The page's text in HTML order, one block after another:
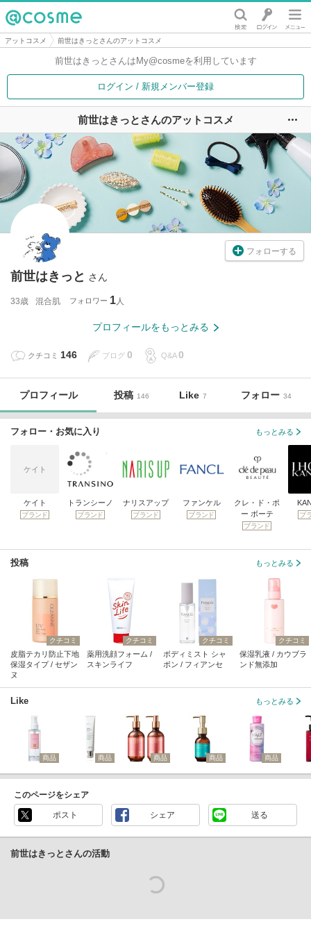
@cosme
アットコスメ 前世はきっとさんのアットコスメ
前世はきっとさんは My@cosmeを利用しています
ログイン / 新規メンバー登録
前世はきっとさんのアットコスメ
フォローする
前世はきっと さん
33歳 混合肌 フォロワー 1
プロフィールをもっとみる
クチコミ 146 ブログ 0 Q&A 0
プロフィール 投稿 146 Like 7 フォロー 34
フォロー・お気に入り もっとみる
ケイト
ケイト
ブランド
トランシーノ
ブランド
ナリスアップ
ブランド
ファンケル
ブランド
クレ・ド・ポ
ー ボーテ
ブランド
ブ
投稿 もっとみる
クチコミ
皮脂テカリ防止下地
保湿タイプ / セザン
ヌ
クチコミ
薬用洗顔フォーム /
スキンライフ
クチコミ
ボディミスト シャ
ボン / フィアンセ
クチコミ
保湿乳液 / カウブラ
ンド無添加
Like もっとみる
商品 商品 商品 商品 商品
このページをシェア
ポスト シェア 送る
前世はきっとさんの活動